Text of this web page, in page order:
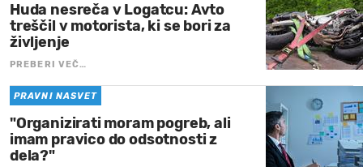
Huda nesreča v Logatcu: Avto
treščil v motorista, ki se bori za
življenje
PREBERI VEČ…
PRAVNI NASVET
"Organizirati moram pogreb, ali
imam pravico do odsotnosti z
dela?"